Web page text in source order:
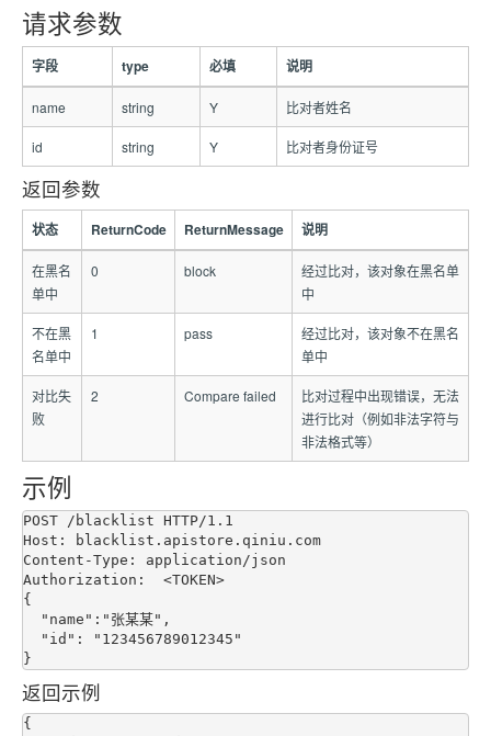
请求参数
字段 type 必填 说明
name string Y 比对者姓名
id string Y 比对者身份证号
返回参数
状态 ReturnCode ReturnMessage 说明
在黑名
单中
0 block
经过比对，该对象在黑名单
中
不在黑
名单中
1 pass
经过比对，该对象不在黑名
单中
对比失
败
2 Compare failed
比对过程中出现错误，无法
进行比对（例如非法字符与
非法格式等）
示例
POST /blacklist HTTP/1.1
Host: blacklist.apistore.qiniu.com
Content-Type: application/json
Authorization:  <TOKEN>
{
返回示例
{